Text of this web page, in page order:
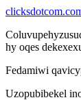
hy oqes
Fedamiwi
Uzopubibekel